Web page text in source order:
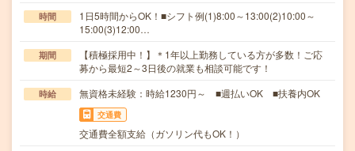
時間
1日5時間からOK！■シフト例(1)8:00～13:00(2)10:00～
15:00(3)12:00…
期間
【積極採用中！】＊1年以上勤務している方が多数！ご応
募から最短2～3日後の就業も相談可能です！
時給 無資格未経験：時給1230円～ ■週払いOK ■扶養内OK
交通費
交通費全額支給（ガソリン代もOK！）